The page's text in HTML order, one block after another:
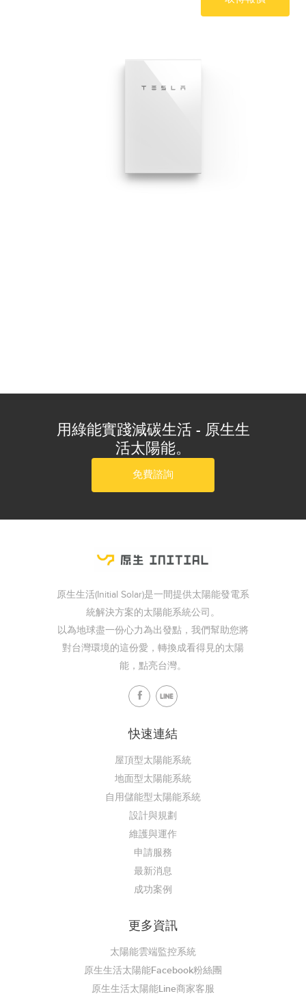
用綠能實踐減碳生活 - 原生生
活太陽能。
免費諮詢
原生生活(Initial Solar)是一間提供太陽能發電系
統解決方案的太陽能系統公司。
以為地球盡一份心力為出發點，我們幫助您將
對台灣環境的這份愛，轉換成看得見的太陽
能，點亮台灣。
快速連結
屋頂型太陽能系統
地面型太陽能系統
自用儲能型太陽能系統
設計與規劃
維護與運作
申請服務
最新消息
成功案例
更多資訊
太陽能雲端監控系統
原生生活太陽能Facebook粉絲團
原生生活太陽能Line商家客服